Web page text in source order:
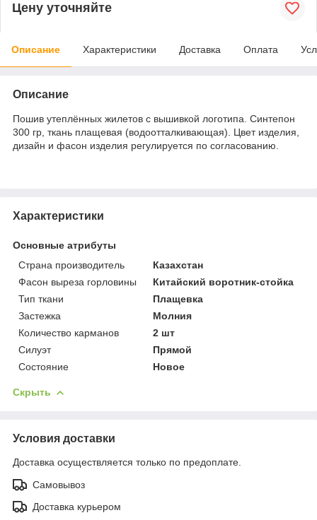
Цену уточняйте
Описание Характеристики Доставка Оплата
Описание
Пошив утеплённых жилетов с вышивкой логотипа. Синтепон
300 гр, ткань плащевая (водоотталкивающая). Цвет изделия,
дизайн и фасон изделия регулируется по согласованию.
Характеристики
Основные атрибуты
Страна производитель
Казахстан
Фасон выреза горловины
Китайский воротник-стойка
Тип ткани
Плащевка
Застежка
Молния
Количество карманов
2 шт
Силуэт
Прямой
Состояние
Новое
Скрыть
Условия доставки
Доставка осуществляется только по предоплате.
Самовывоз
Доставка курьером